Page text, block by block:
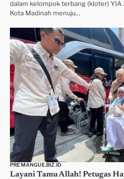
dalam kelompok terbang (kloter) YIA
Kota Madinah menuju…
PREMANGUE.BIZ.ID
Layani Tamu Allah! Petugas